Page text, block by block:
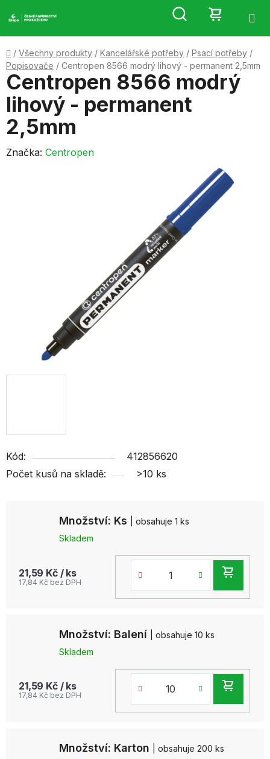
na
Hledat
KOŠÍK
Domů
/ Všechny produkty / Kancelářské potřeby / Psací potřeby /
Popisovače / Centropen 8566 modrý lihový - permanent 2,5mm
Množství: Ks
| obsahuje 1 ks
Skladem
21,59 Kč / ks
17,84 Kč bez DPH
Množství: Balení
| obsahuje 10 ks
Skladem
21,59 Kč / ks
17,84 Kč bez DPH
Množství: Karton
| obsahuje 200 ks
Kód:
412856620
Počet kusů na skladě:
>10 ks
Centropen 8566 modrý
lihový - permanent
2,5mm
Značka: Centropen